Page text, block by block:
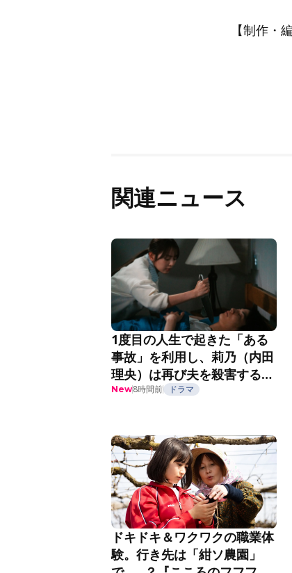
【制作・
関連ニュース
1度目の人生で起きた「ある
事故」を利用し、莉乃（内田
理央）は再び夫を殺害する
『夫を殺したはずなのに』第
New8時間前 ドラマ
ドキドキ＆ワクワクの職業体
験。行き先は「紺ソ農園」